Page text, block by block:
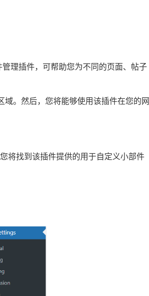
理插件，可帮助您为不同的页面、帖子
。然后，您将能够使用该插件在您的网
将找到该插件提供的用于自定义小部件